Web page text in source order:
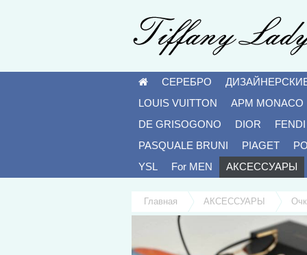
СЕРЕБРО
LOUIS VUITTON
APM MONACO
DE GRISOGONO
DIOR FENDI
PASQUALE BRUNI
PIAGET
YSL
For MEN АКСЕССУАРЫ
Главная АКСЕССУАРЫ